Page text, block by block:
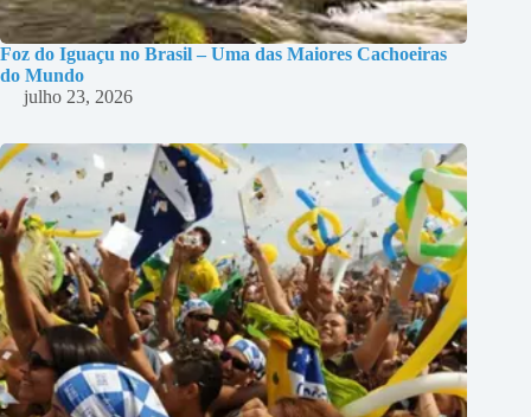
Foz do Iguaçu no Brasil – Uma das Maiores Cachoeiras
do Mundo
julho 23, 2026